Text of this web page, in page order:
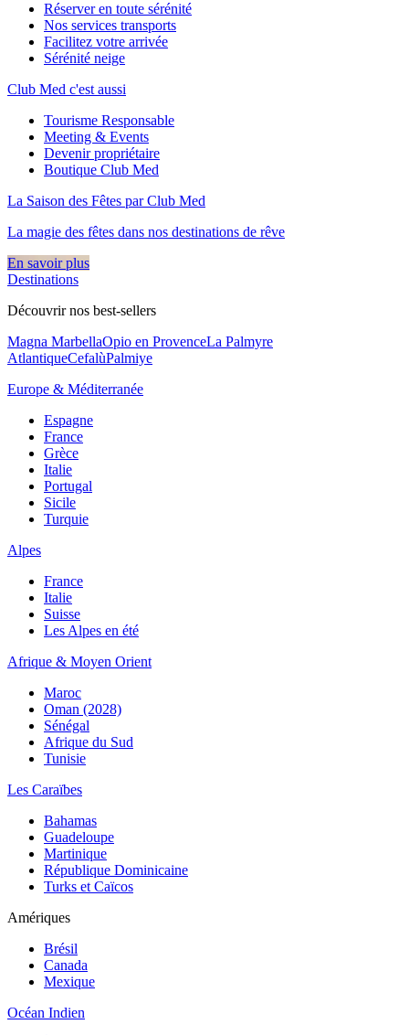
Réserver en toute sérénité
Nos services transports
Facilitez votre arrivée
Sérénité neige
Club Med c'est aussi
Tourisme Responsable
Meeting & Events
Devenir propriétaire
Boutique Club Med
La Saison des Fêtes par Club Med
La magie des fêtes dans nos destinations de rêve​
En savoir plus
Destinations
Découvrir nos best-sellers
Magna MarbellaOpio en ProvenceLa Palmyre
AtlantiqueCefalùPalmiye
Europe & Méditerranée
Espagne
France
Grèce
Italie
Portugal
Sicile
Turquie
Alpes
France
Italie
Suisse
Les Alpes en été
Afrique & Moyen Orient
Maroc
Oman (2028)
Sénégal
Afrique du Sud
Tunisie
Les Caraïbes
Bahamas
Guadeloupe
Martinique
République Dominicaine
Turks et Caïcos
Amériques
Brésil
Canada
Mexique
Océan Indien